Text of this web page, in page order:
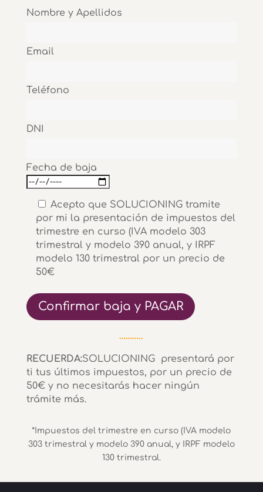
Nombre y Apellidos
Email
Teléfono
DNI
Fecha de baja
Acepto que SOLUCIONING tramite
por mi la presentación de impuestos del
trimestre en curso (IVA modelo 303
trimestral y modelo 390 anual, y IRPF
modelo 130 trimestral por un precio de
50€
t
e
r
n
v
………..
RECUERDA:SOLUCIONING presentará por
ti tus últimos impuestos, por un precio de
50€ y no necesitarás hacer ningún
trámite más.
*I mpuestos del trimestre en curso (IVA modelo
303 trimestral y modelo 390 anual, y IRPF modelo
130 trimestral.